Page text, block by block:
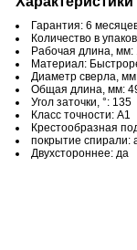
Гарантия: 6
Количество в
Рабочая длина, мм:
Материал:
Диаметр сверла,
Общая длина, мм:
Угол заточки, °: 135
Класс точности: А1
Крестообразная
покрытие спирали:
Двухстороннее: да